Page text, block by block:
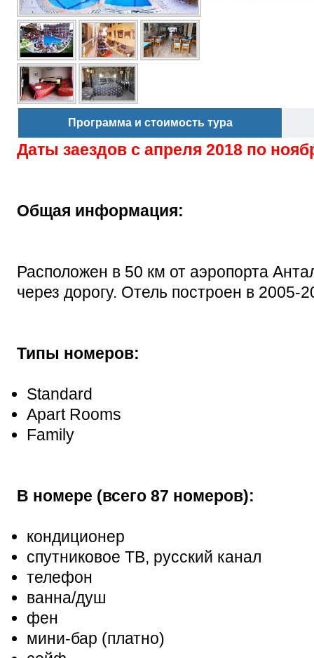
Программа и стоимость тура
Даты заездов с апреля 2018 по
Общая информация:
Расположен в 50 км от аэропорта
через дорогу. Отель построен в 2005-
Типы номеров:
Standard
Apart Rooms
Family
В номере (всего 87 номеров):
кондиционер
спутниковое ТВ, русский канал
телефон
ванна/душ
фен
мини-бар (платно)